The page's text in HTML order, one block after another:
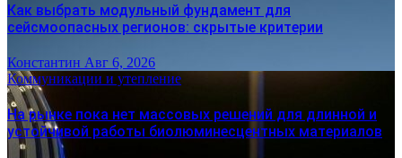
Как выбрать модульный фундамент для
сейсмоопасных регионов: скрытые критерии
Константин Авг 6, 2026
Коммуникации и утепление
На рынке пока нет массовых решений для длинной и
устойчивой работы биолюминесцентных материалов